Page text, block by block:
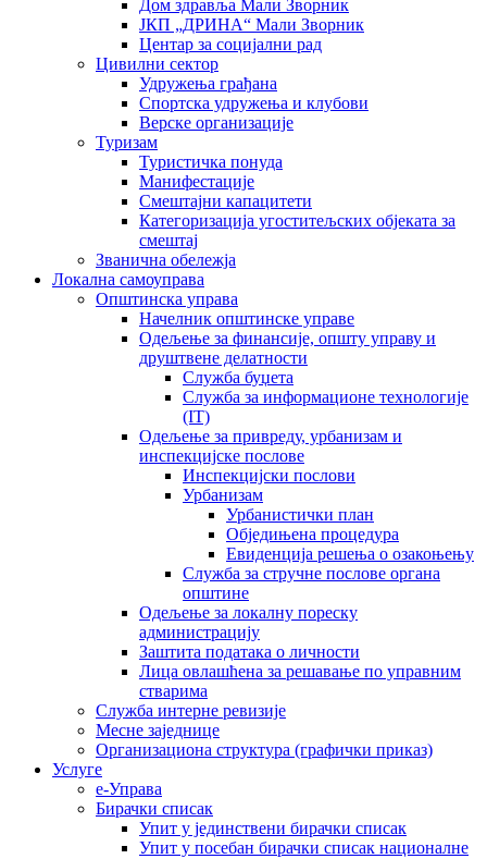
Дом здравља Мали Зворник
ЈКП „ДРИНА“ Мали Зворник
Центар за социјални рад
Цивилни сектор
Удружења грађана
Спортска удружења и клубови
Верске организације
Туризам
Туристичка понуда
Манифестације
Смештајни капацитети
Категоризација угоститељских објеката за
смештај
Званична обележја
Локална самоуправа
Општинска управа
Начелник општинске управе
Одељење за финансије, општу управу и
друштвене делатности
Служба буџета
Служба за информационе технологије
(IT)
Одељење за привреду, урбанизам и
инспекцијске послове
Инспекцијски послови
Урбанизам
Урбанистички план
Обједињена процедура
Евиденција решења о озакоњењу
Служба за стручне послове органа
општине
Одељење за локалну пореску
администрацију
Заштита података о личности
Лица овлашћена за решавање по управним
стварима
Служба интерне ревизије
Месне заједнице
Организациона структура (графички приказ)
Услуге
е-Управа
Бирачки списак
Упит у јединствени бирачки списак
Упит у посебан бирачки списак националне